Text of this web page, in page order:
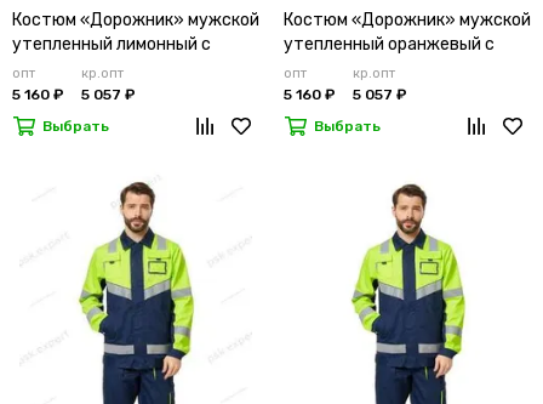
Костюм «Дорожник» мужской
утепленный лимонный с
брюками
опт
5 160 ₽
кр.опт
5 057 ₽
Выбрать
Костюм «Дорожник» мужской
утепленный оранжевый с
брюками
опт
5 160 ₽
кр.опт
5 057 ₽
Выбрать